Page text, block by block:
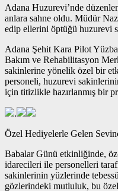
Adana Huzurevi’nde
anlara sahne oldu. Müdür
edip ellerini öptüğü huzurevi
Adana Şehit Kara Pilot
Bakım ve Rehabilitasyon
sakinlerine yönelik özel bir
personeli, huzurevi
için titizlikle hazırlanmış bir
.
Özel Hediyelerle Gelen
Babalar Günü etkinliğinde,
idarecileri ile personelleri
sakinlerinin yüzlerinde
gözlerindeki mutluluk, bu